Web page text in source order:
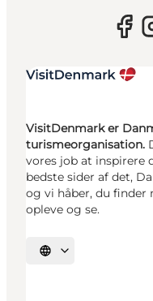
VisitDenmark er
turismeorganisation.
vores job at inspirere
bedste sider af det,
og vi håber, du finder
opleve og se.
Vælg sprog